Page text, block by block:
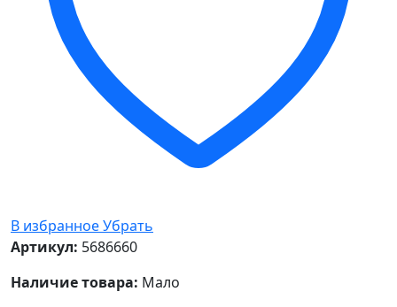
В избранноеУбрать
Артикул: 5686660
Наличие товара: Мало